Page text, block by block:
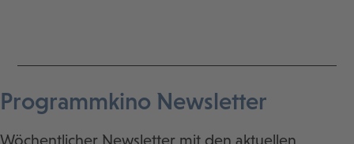
Programmkino Newsletter
Wöchentlicher Newsletter mit den aktuellen